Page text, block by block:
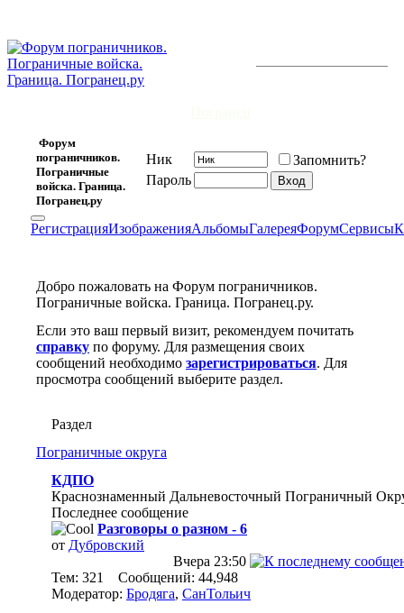
Форум
пограничников.
Пограничные
войска. Граница.
Погранец.ру
Ник
Запомнить?
Пароль
РегистрацияИзображенияАльбомыГалереяФорумСервисы
Добро пожаловать на Форум пограничников.
Пограничные войска. Граница. Погранец.ру.
Если это ваш первый визит, рекомендуем почитать
справку по форуму. Для размещения своих
сообщений необходимо зарегистрироваться. Для
просмотра сообщений выберите раздел.
Раздел
Пограничные округа
КДПО
Краснознаменный Дальневосточный Пограничный
Последнее сообщение
Разговоры о разном - 6
от Дубровский
Вчера 23:50
Тем: 321 Сообщений: 44,948
Модератор: Бродяга, СанТольич